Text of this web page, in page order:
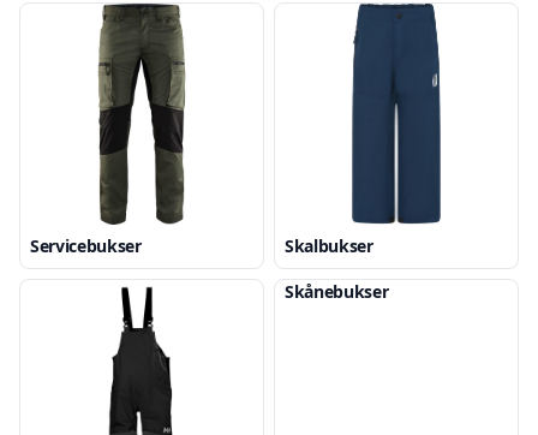
Servicebukser Skalbukser
Skånebukser